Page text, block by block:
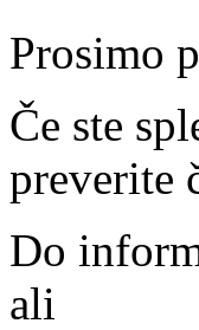
Prosimo
Če ste
preverite
Do
ali